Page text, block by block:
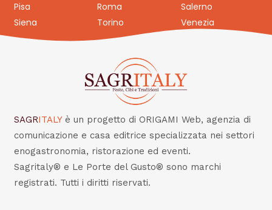
Pisa
Roma
Salerno
Siena
Torino Venezia
SAGRITALY è un progetto di ORIGAMI Web, agenzia di
comunicazione e casa editrice specializzata nei settori
enogastronomia, ristorazione ed eventi.
Sagritaly® e Le Porte del Gusto® sono marchi
registrati. Tutti i diritti riservati.